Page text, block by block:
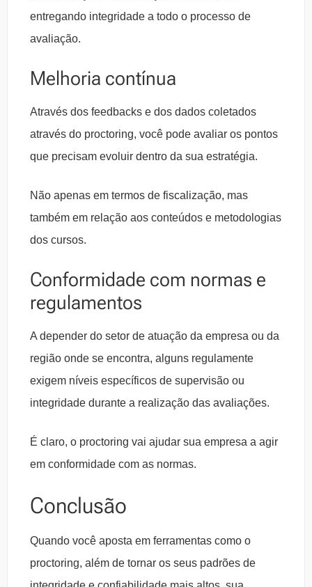
entregando integridade a todo o processo de
avaliação.
Melhoria contínua
Através dos feedbacks e dos dados coletados
através do proctoring, você pode avaliar os pontos
que precisam evoluir dentro da sua estratégia.
Não apenas em termos de fiscalização, mas
também em relação aos conteúdos e metodologias
dos cursos.
Conformidade com normas e
regulamentos
A depender do setor de atuação da empresa ou da
região onde se encontra, alguns regulamente
exigem níveis específicos de supervisão ou
integridade durante a realização das avaliações.
É claro, o proctoring vai ajudar sua empresa a agir
em conformidade com as normas.
Conclusão
Quando você aposta em ferramentas como o
proctoring, além de tornar os seus padrões de